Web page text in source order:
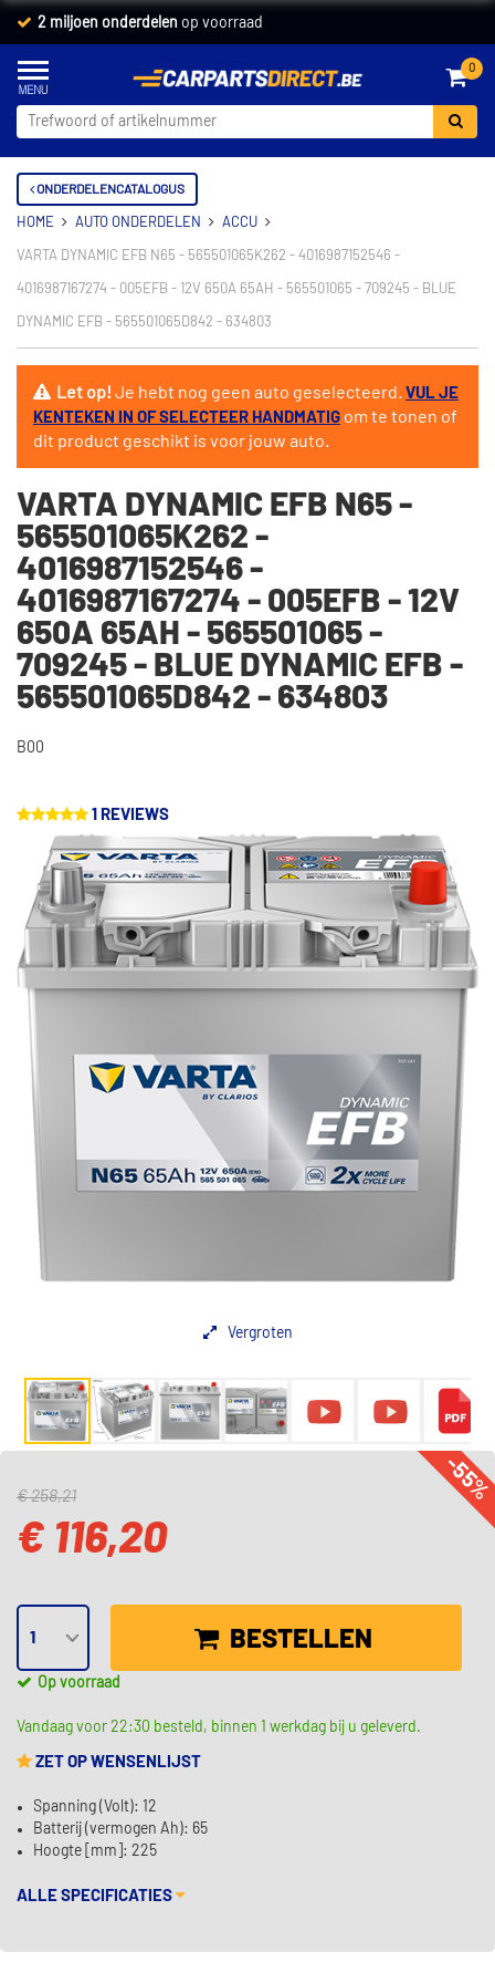
2 miljoen onderdelen op voorraad
0
ONDERDELENCATALOGUS
HOME AUTO ONDERDELEN ACCU
VARTA DYNAMIC EFB N65 - 565501065K262 - 4016987152546 -
4016987167274 - 005EFB - 12V 650A 65AH - 565501065 - 709245 - BLUE
DYNAMIC EFB - 565501065D842 - 634803
Let op!Je hebt nog geen auto geselecteerd. VUL JE
KENTEKEN IN OF SELECTEER HANDMATIG om te tonen of
dit product geschikt is voor jouw auto.
VARTA DYNAMIC EFB N65 -
565501065K262 -
4016987152546 -
4016987167274 - 005EFB - 12V
650A 65AH - 565501065 -
709245 - BLUE DYNAMIC EFB -
565501065D842 - 634803
B00
1 REVIEWS
Vergroten
-
€ 258,21
€ 116,20
BESTELLEN
Op voorraad
Vandaag voor 22:30 besteld, binnen 1 werkdag bij u geleverd.
ZET OP WENSENLIJST
Spanning (Volt): 12
Batterij (vermogen Ah): 65
Hoogte [mm]: 225
ALLE SPECIFICATIES